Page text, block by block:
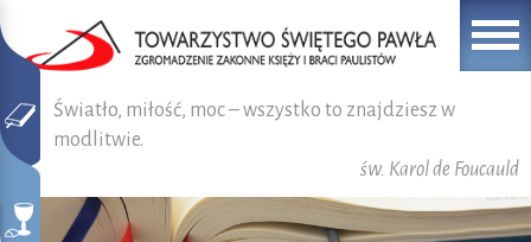
Światło, miłość, moc – wszystko to znajdziesz w
modlitwie.
św. Karol de Foucauld